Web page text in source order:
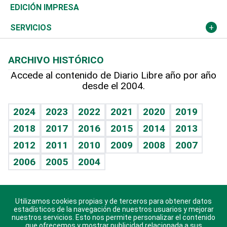
Caribe
Resto del mundo
Global y variable
Economía personal
Novedades
Podcast Arte Libre
Hablando con el pediatra
Vida y familia
Eñe
Celebrando la vida
Sin complejos
En pocas palabras
Escuchando al corazón
Olimpismo
Más deportes
Línea de hit
TBT Deportivo
Noticiero Poteleche
Columnistas
Más firmas
Martes de tecnología
Cambio climático
Deportes
Opinión
Hecho en casa
Guía del dinero
EDICIÓN IMPRESA
SERVICIOS
Cumpleaños
Horóscopos
Crucigramas
ARCHIVO HISTÓRICO
Accede al contenido de Diario Libre año por año
desde el 2004.
2024 2023 2022 2021 2020
2019
2018
2017 2016 2015 2014
2013
2012
2011 2010 2009 2008
2007
2006
2005 2004
Descarga nuestras aplicaciones para Android, iOS y
sistema Huawei.
Utilizamos cookies propias y de terceros para obtener datos
estadísticos de la navegación de nuestros usuarios y mejorar
nuestros servicios. Esto nos permite personalizar el contenido